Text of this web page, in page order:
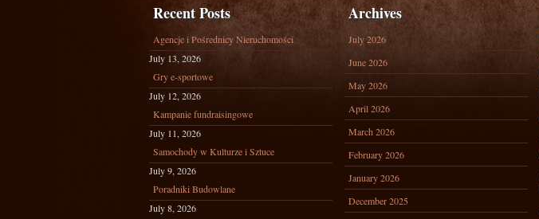
Recent Posts
Agencje i Pośrednicy Nieruchomości
July 13, 2026
Gry e-sportowe
July 12, 2026
Kampanie fundraisingowe
July 11, 2026
Samochody w Kulturze i Sztuce
July 9, 2026
Poradniki Budowlane
July 8, 2026
Archives
July 2026
June 2026
May 2026
April 2026
March 2026
February 2026
January 2026
December 2025